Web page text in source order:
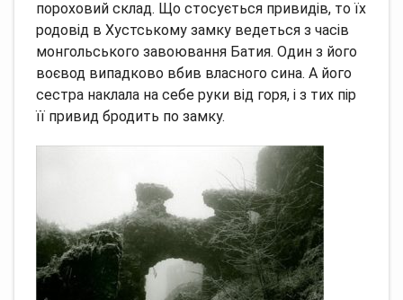
пороховий склад. Що стосується привидів, то їх
родовід в Хустському замку ведеться з часів
монгольського завоювання Батия. Один з його
воєвод випадково вбив власного сина. А його
сестра наклала на себе руки від горя, і з тих пір
її привид бродить по замку.